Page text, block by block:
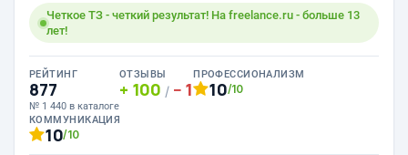
Четкое ТЗ - четкий результат! На freelance.ru - больше 13
лет!
РЕЙТИНГ
877
№ 1 440 в каталоге
ОТЗЫВЫ
100 / 1
ПРОФЕССИОНАЛИЗМ
10/10
КОММУНИКАЦИЯ
10/10